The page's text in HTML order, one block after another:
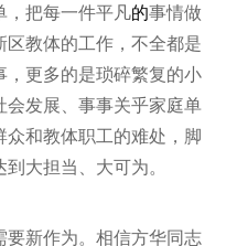
，把每一件平凡的事情做
区教体的工作，不全都是
，更多的是琐碎繁复的小
会发展、事事关乎家庭单
众和教体职工的难处，脚
大担当、大可为。
要新作为。相信方华同志